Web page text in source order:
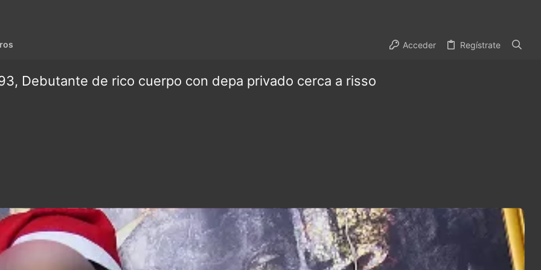
Acceder Regístrate
Debutante de rico cuerpo con depa privado cerca a risso